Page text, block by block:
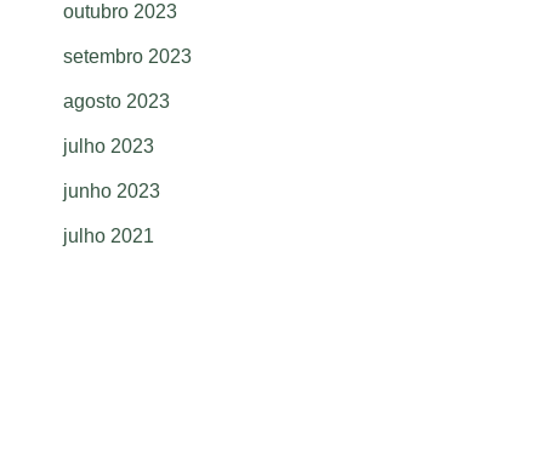
outubro 2023
setembro 2023
agosto 2023
julho 2023
junho 2023
julho 2021